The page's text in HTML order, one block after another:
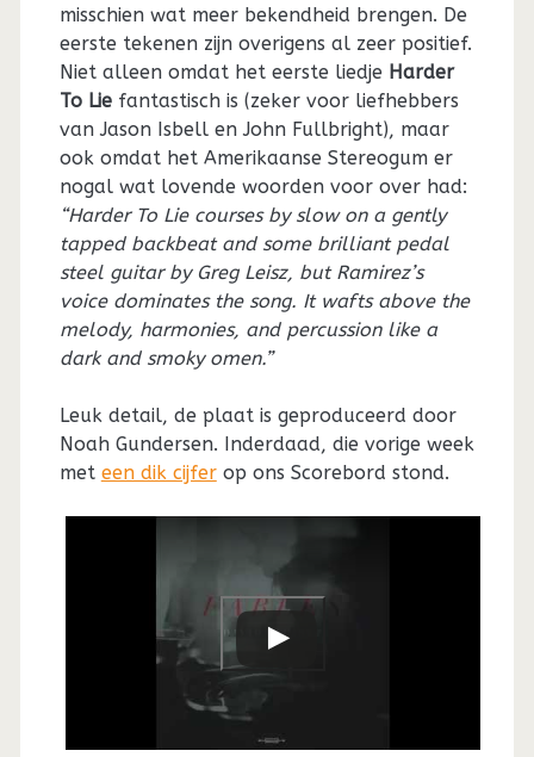
misschien wat meer bekendheid brengen. De
eerste tekenen zijn overigens al zeer positief.
Niet alleen omdat het eerste liedje Harder
To Liefantastisch is (zeker voor liefhebbers
van Jason Isbell en John Fullbright), maar
ook omdat het Amerikaanse Stereogum er
nogal wat lovende woorden voor over had:
“Harder To Lie courses by slow on a gently
tapped backbeat and some brilliant pedal
steel guitar by Greg Leisz, but Ramirez’s
voice dominates the song. It wafts above the
melody, harmonies, and percussion like a
dark and smoky omen.”
Leuk detail, de plaat is geproduceerd door
Noah Gundersen. Inderdaad, die vorige week
met een dik cijferop ons Scorebord stond.